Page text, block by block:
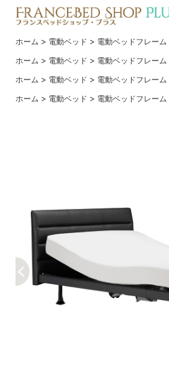
ホーム > 電動ベッド > 電動ベッドフレーム
ホーム > 電動ベッド > 電動ベッドフレーム
ホーム > 電動ベッド > 電動ベッドフレーム
ホーム > 電動ベッド > 電動ベッドフレーム